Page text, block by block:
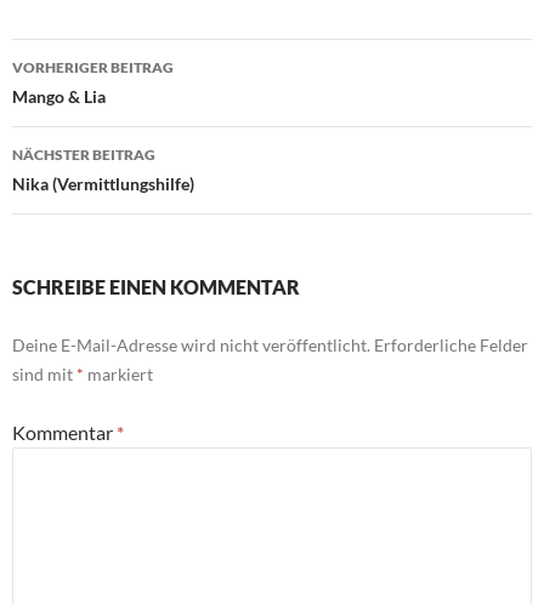
Beitragsnavigation
VORHERIGER BEITRAG
Mango & Lia
NÄCHSTER BEITRAG
Nika (Vermittlungshilfe)
SCHREIBE EINEN KOMMENTAR
Deine E-Mail-Adresse wird nicht veröffentlicht. Erforderliche Felder
sind mit * markiert
Kommentar *